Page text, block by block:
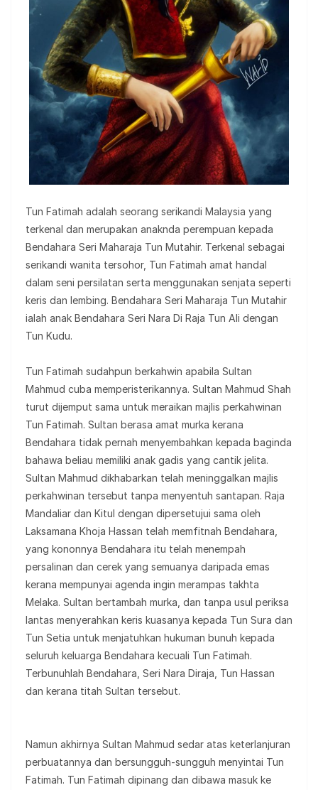
Tun Fatimah adalah seorang serikandi Malaysia yang
terkenal dan merupakan anaknda perempuan kepada
Bendahara Seri Maharaja Tun Mutahir. Terkenal sebagai
serikandi wanita tersohor, Tun Fatimah amat handal
dalam seni persilatan serta menggunakan senjata seperti
keris dan lembing. Bendahara Seri Maharaja Tun Mutahir
ialah anak Bendahara Seri Nara Di Raja Tun Ali dengan
Tun Kudu.
Tun Fatimah sudahpun berkahwin apabila Sultan
Mahmud cuba memperisterikannya. Sultan Mahmud Shah
turut dijemput sama untuk meraikan majlis perkahwinan
Tun Fatimah. Sultan berasa amat murka kerana
Bendahara tidak pernah menyembahkan kepada baginda
bahawa beliau memiliki anak gadis yang cantik jelita.
Sultan Mahmud dikhabarkan telah meninggalkan majlis
perkahwinan tersebut tanpa menyentuh santapan. Raja
Mandaliar dan Kitul dengan dipersetujui sama oleh
Laksamana Khoja Hassan telah memfitnah Bendahara,
yang kononnya Bendahara itu telah menempah
persalinan dan cerek yang semuanya daripada emas
kerana mempunyai agenda ingin merampas takhta
Melaka. Sultan bertambah murka, dan tanpa usul periksa
lantas menyerahkan keris kuasanya kepada Tun Sura dan
Tun Setia untuk menjatuhkan hukuman bunuh kepada
seluruh keluarga Bendahara kecuali Tun Fatimah.
Terbunuhlah Bendahara, Seri Nara Diraja, Tun Hassan
dan kerana titah Sultan tersebut.
Namun akhirnya Sultan Mahmud sedar atas keterlanjuran
perbuatannya dan bersungguh-sungguh menyintai Tun
Fatimah. Tun Fatimah dipinang dan dibawa masuk ke